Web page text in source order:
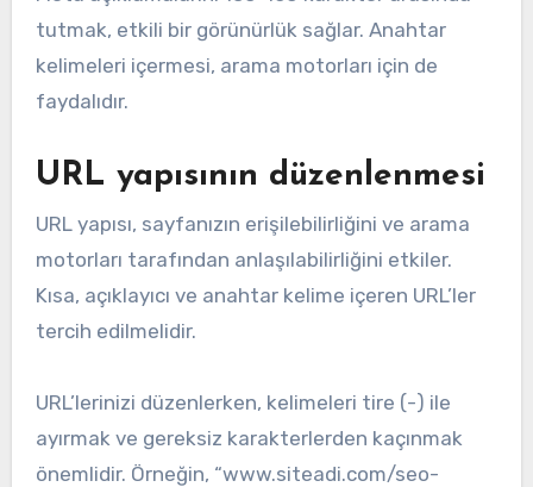
tutmak, etkili bir görünürlük sağlar. Anahtar
kelimeleri içermesi, arama motorları için de
faydalıdır.
URL yapısının düzenlenmesi
URL yapısı, sayfanızın erişilebilirliğini ve arama
motorları tarafından anlaşılabilirliğini etkiler.
Kısa, açıklayıcı ve anahtar kelime içeren URL’ler
tercih edilmelidir.
URL’lerinizi düzenlerken, kelimeleri tire (-) ile
ayırmak ve gereksiz karakterlerden kaçınmak
önemlidir. Örneğin, “www.siteadi.com/seo-